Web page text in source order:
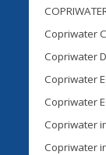
Copriwater
Copriwater
Copriwater
Copriwater
Copriwater
Copriwater